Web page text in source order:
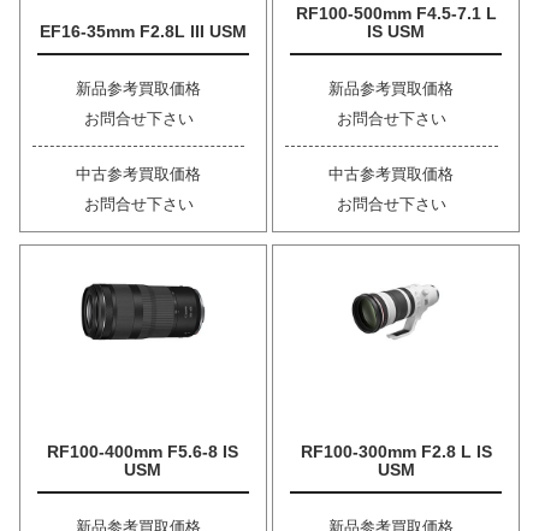
EF16-35mm F2.8L III USM
新品参考買取価格
お問合せ下さい
中古参考買取価格
お問合せ下さい
RF100-500mm F4.5-7.1 L
IS USM
新品参考買取価格
お問合せ下さい
中古参考買取価格
お問合せ下さい
RF100-400mm F5.6-8 IS
USM
新品参考買取価格
RF100-300mm F2.8 L IS
USM
新品参考買取価格